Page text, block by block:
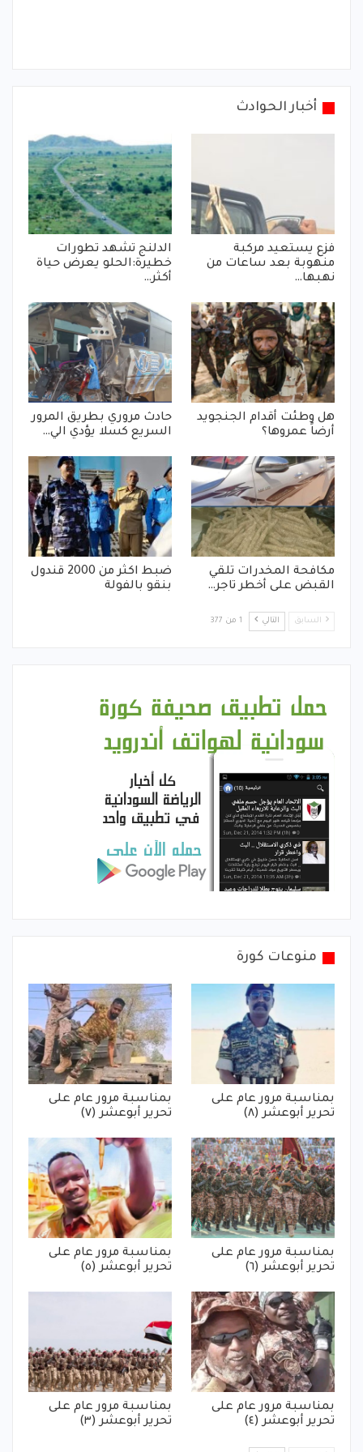
أخبار الحوادث
فزع يستعيد مركبة
منهوبة بعد ساعات من
نهبها…
الدلنج تشهد تطورات
خطيرة:الحلو يعرض حياة
أكثر…
هل وطئت أقدام الجنجويد
أرضاً عمروها؟
حادث مروري بطريق المرور
السريع كسلا يؤدي الي…
مكافحة المخدرات تلقي
القبض على أخطر تاجر…
ضبط اكثر من 2000 قندول
بنقو بالفولة
السابق التالي 1 من 377
منوعات كورة
بمناسبة مرور عام على
تحرير أبوعشر (٨)
بمناسبة مرور عام على
تحرير أبوعشر (٧)
بمناسبة مرور عام على
تحرير أبوعشر (٦)
بمناسبة مرور عام على
تحرير أبوعشر (٥)
بمناسبة مرور عام على
تحرير أبوعشر (٤)
بمناسبة مرور عام على
تحرير أبوعشر (٣)